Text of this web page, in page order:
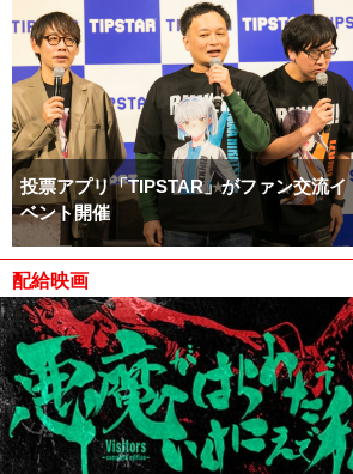
投票アプリ「TIPSTAR」がファン交流イ
ベント開催
配給映画